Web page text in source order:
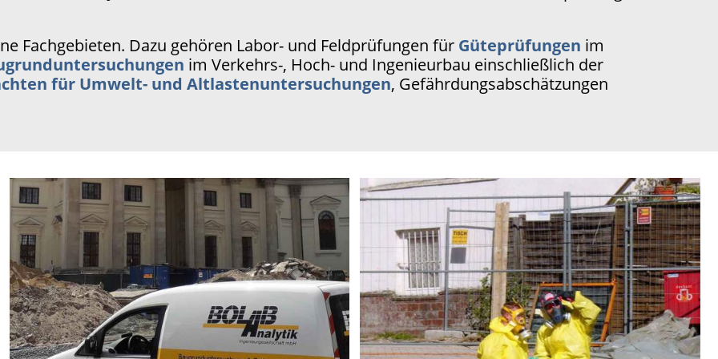
Fachgebieten. Dazu gehören Labor- und Feldprüfungen für Güteprüfungen im
im Verkehrs-, Hoch- und Ingenieurbau einschließlich der
für Umwelt- und Altlastenuntersuchungen, Gefährdungsabschätzungen